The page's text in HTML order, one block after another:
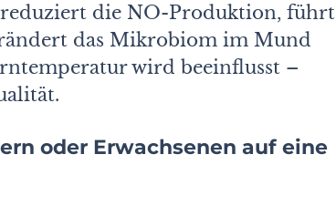
die NO-Produktion, führt
das Mikrobiom im Mund
wird beeinflusst –
oder Erwachsenen auf eine